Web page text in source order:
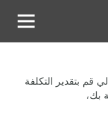
قم بتقدير التكلفة
بك،